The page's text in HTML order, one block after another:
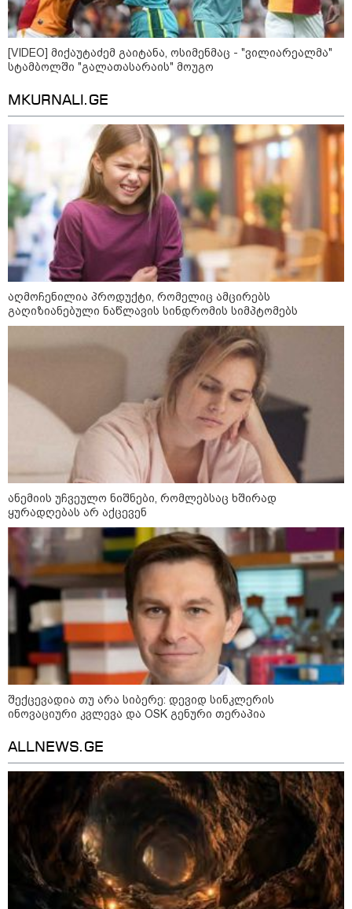
ცნობილი
კატეგორიის ყველა სიახლე
კატეგორიები
9
აგვისტო
დღის ზოგადი
ასტროლოგიური
პროგნოზი
აგვისტო აგარაკზე: ეს 5 საქმე
უნდა მოასწროთ შემოდგომის
დადგომამდე
ფული ამ ზოდიაქოს ნიშნების
როგორ ჩავიცვათ 40 წლის
შემდეგ: მილიონერების
სტილისტის 8 ოქროს წესი და
აუცილებელი სამოსი
[VIDEO] მიქაუტაძემ გაიტანა, ოსიმენმაც - "ვილიარეალმა"
სტამბოლში "გალათასარაის" მოუგო
MKURNALI.GE
აღმოჩენილია პროდუქტი, რომელიც ამცირებს
გაღიზიანებული ნაწლავის სინდრომის სიმპტომებს
ანემიის უჩვეულო ნიშნები, რომლებსაც ხშირად
ყურადღებას არ აქცევენ
შექცევადია თუ არა სიბერე: დევიდ სინკლერის
ინოვაციური კვლევა და OSK გენური თერაპია
ALLNEWS.GE